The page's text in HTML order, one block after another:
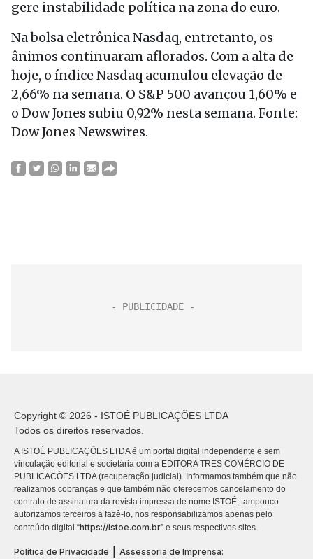
gere instabilidade política na zona do euro.
Na bolsa eletrônica Nasdaq, entretanto, os
ânimos continuaram aflorados. Com a alta de
hoje, o índice Nasdaq acumulou elevação de
2,66% na semana. O S&P 500 avançou 1,60% e
o Dow Jones subiu 0,92% nesta semana. Fonte:
Dow Jones Newswires.
Copyright © 2026 - ISTOÉ PUBLICAÇÕES LTDA
Todos os direitos reservados.
A ISTOÉ PUBLICAÇÕES LTDA é um portal digital independente e sem
vinculação editorial e societária com a EDITORA TRES COMÉRCIO DE
PUBLICACÕES LTDA (recuperação judicial). Informamos também que não
realizamos cobranças e que também não oferecemos cancelamento do
contrato de assinatura da revista impressa de nome ISTOÉ, tampouco
autorizamos terceiros a fazê-lo, nos responsabilizamos apenas pelo
conteúdo digital “https://istoe.com.br” e seus respectivos sites.
Política de Privacidade Assessoria de Imprensa: